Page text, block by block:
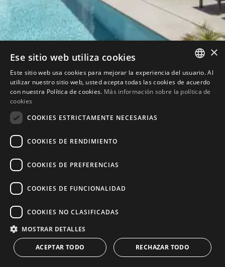
Amplia villa de 6 dormitorios
en Atalaya, Monte Biarritz
2.390.000 €
NUESTRA SELECCIÓN
Nueva Milla de Oro en Estepona Este
CONTACT US
ENGLISH
SPANISH
×
Ese sitio web utiliza cookies
Este sitio web usa cookies para mejorar la experiencia del usuario. Al
utilizar nuestro sitio web, usted acepta todas las cookies de acuerdo
con nuestra Política de cookies. Más información sobre la política de
cookies
COOKIES ESTRICTAMENTE NECESARIAS
COOKIES DE RENDIMIENTO
COOKIES DE PREFERENCIAS
COOKIES DE FUNCIONALIDAD
COOKIES NO CLASIFICADAS
MOSTRAR DETALLES
ACEPTAR TODO RECHAZAR TODO